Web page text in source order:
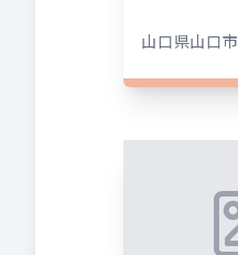
山口県山口市